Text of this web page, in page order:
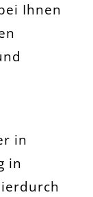
Ihnen
in
in